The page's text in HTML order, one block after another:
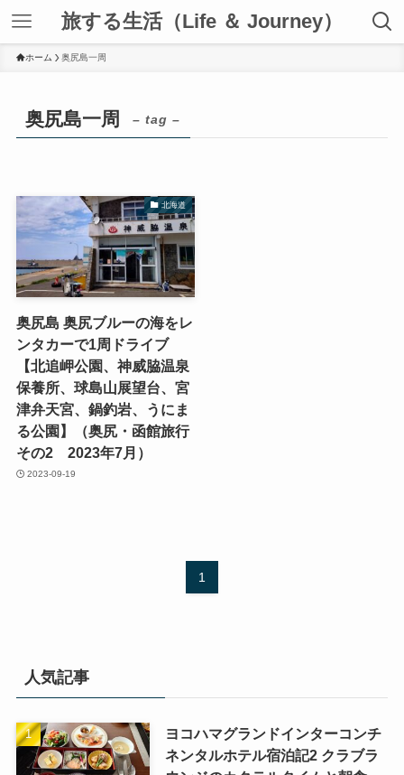
旅する生活（Life ＆ Journey）
ホーム 奥尻島一周
奥尻島一周 – tag –
北海道
奥尻島 奥尻ブルーの海をレ
ンタカーで1周ドライブ
【北追岬公園、神威脇温泉
保養所、球島山展望台、宮
津弁天宮、鍋釣岩、うにま
る公園】（奥尻・函館旅行
その2 2023年7月）
2023-09-19
1
人気記事
ヨコハマグランドインターコンチ
ネンタルホテル宿泊記2 クラブラ